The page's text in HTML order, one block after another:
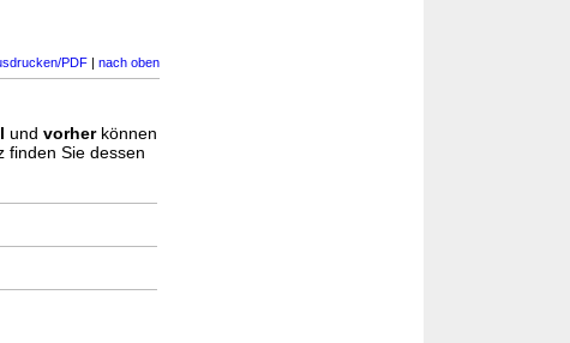
PDF | nach oben
und vorherkönnen
finden Sie dessen